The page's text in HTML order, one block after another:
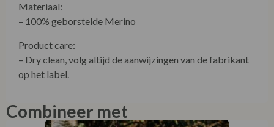
Materiaal:
– 100% geborstelde Merino
Product care:
– Dry clean, volg altijd de aanwijzingen van de fabrikant
op het label.
Combineer met